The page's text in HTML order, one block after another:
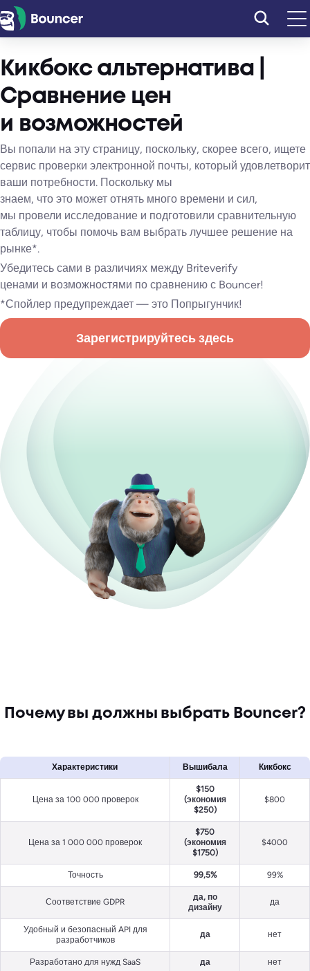
Перейти
к
Кикбокс альтернатива |
Сравнение цен
и возможностей
Вы попали на эту страницу, поскольку, скорее всего, ищете
сервис проверки электронной почты, который удовлетворит
ваши потребности. Поскольку мы
знаем, что это может отнять много времени и сил,
мы провели исследование и подготовили сравнительную
таблицу, чтобы помочь вам выбрать лучшее решение на
рынке*.
Убедитесь сами в различиях между Briteverify
ценами и возможностями по сравнению с Bouncer!
*Спойлер предупреждает — это Попрыгунчик!
Зарегистрируйтесь здесь
Почему вы должны выбрать Bouncer?
Характеристики Вышибала Кикбокс
Цена за 100 000 проверок
$150
(экономия
$250)
$800
Цена за 1 000 000 проверок
$750
(экономия
$1750)
$4000
Точность 99,5% 99%
Соответствие GDPR
да, по
дизайну
да
Удобный и безопасный API для
разработчиков
да нет
Разработано для нужд SaaS да нет